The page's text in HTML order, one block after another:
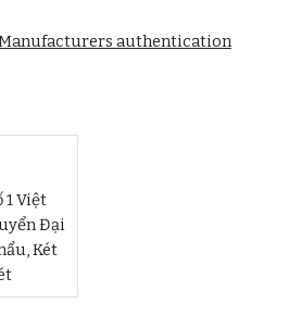
Manufacturers authentication
1 Việt
Đại
Két